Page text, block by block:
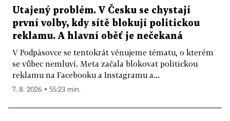
Utajený problém. V Česku se chystají
první volby, kdy sítě blokují politickou
reklamu. A hlavní oběť je nečekaná
V Podpásovce se tentokrát věnujeme tématu, o kterém
se vůbec nemluví. Meta začala blokovat politickou
reklamu na Facebooku a Instagramu a...
7. 8. 2026 ▪ 55:23 min.